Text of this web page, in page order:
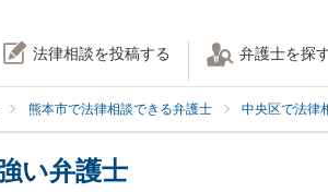
法律相談を投稿する 弁護士を探
熊本市で法律相談できる弁護士 中央区で法律
い弁護士